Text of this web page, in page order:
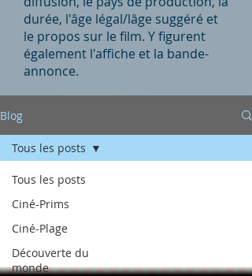
durée, l'âge légal/lâge suggéré et
le propos sur le film. Y figurent
également l'affiche et la bande-
annonce.
Blog
Tous les posts
Ciné-Prims
Ciné-Plage
Découverte du
monde
Tous les posts